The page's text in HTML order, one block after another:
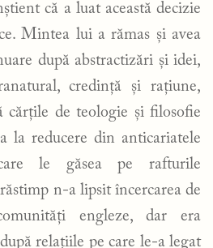
că a luat această decizie
Mintea lui a rămas și avea
după abstractizări și idei,
credință și rațiune,
cărțile de teologie și filosofie
la reducere din anticariatele
le găsea pe rafturile
n-a lipsit încercarea de
engleze, dar era
relațiile pe care le-a legat